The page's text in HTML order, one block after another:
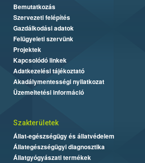
Bemutatkozás
Szervezeti felépítés
Gazdálkodási adatok
Felügyeleti szervünk
Projektek
Kapcsolódó linkek
Adatkezelési tájékoztató
Akadálymentességi nyilatkozat
Üzemeltetési információ
Szakterületek
Állat-egészségügy és állatvédelem
Állategészségügyi diagnosztika
Állatgyógyászati termékek